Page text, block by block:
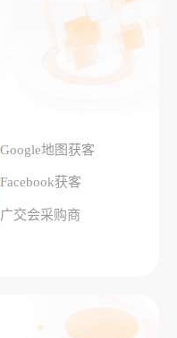
Google地图获客
Facebook获客
广交会采购商